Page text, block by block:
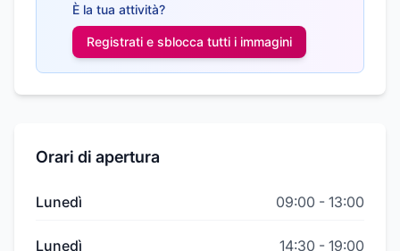
È la tua attività?
Registrati e sblocca tutti i immagini
Orari di apertura
Lunedì 09:00 - 13:00
Lunedì 14:30 - 19:00